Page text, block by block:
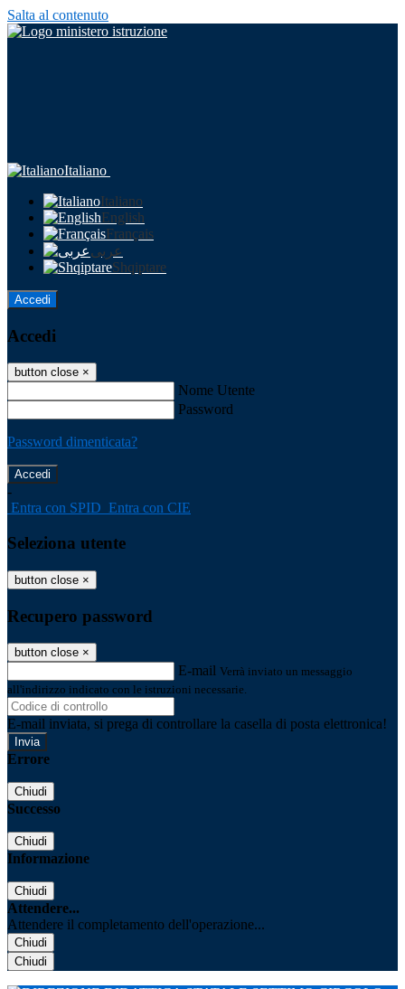
Salta al contenuto
Italiano
Italiano
English
Français
عربى
Shqiptare
Accedi
Accedi
button close ×
Nome Utente
Password
Password dimenticata?
-
Entra con SPID Entra con CIE
Seleziona utente
button close ×
Recupero password
button close ×
E-mail Verrà inviato un messaggio
all'indirizzo indicato con le istruzioni necessarie.
E-mail inviata, si prega di controllare la casella di posta elettronica!
Errore
Chiudi
Successo
Chiudi
Informazione
Chiudi
Attendere...
Attendere il completamento dell'operazione...
Chiudi
Chiudi